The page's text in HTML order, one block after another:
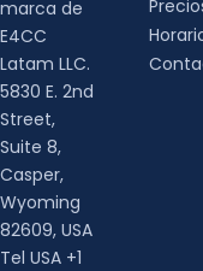
marca de
E4CC
Latam LLC.
5830 E. 2nd
Street,
Suite 8,
Casper,
Wyoming
82609, USA
Tel USA +1